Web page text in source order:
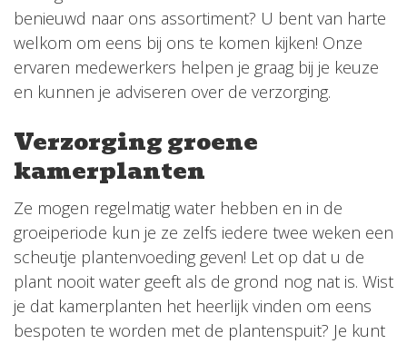
benieuwd naar ons assortiment? U bent van harte
welkom om eens bij ons te komen kijken! Onze
ervaren medewerkers helpen je graag bij je keuze
en kunnen je adviseren over de verzorging.
Verzorging groene
kamerplanten
Ze mogen regelmatig water hebben en in de
groeiperiode kun je ze zelfs iedere twee weken een
scheutje plantenvoeding geven! Let op dat u de
plant nooit water geeft als de grond nog nat is. Wist
je dat kamerplanten het heerlijk vinden om eens
bespoten te worden met de plantenspuit? Je kunt